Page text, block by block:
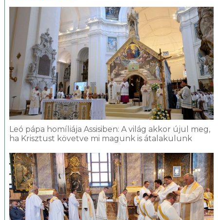
Leó pápa homíliája Assisiben: A világ akkor újul meg,
ha Krisztust követve mi magunk is átalakulunk